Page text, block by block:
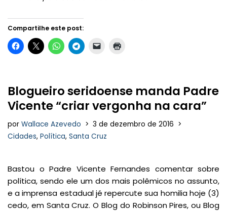
Compartilhe este post:
Blogueiro seridoense manda Padre
Vicente “criar vergonha na cara”
por Wallace Azevedo
3 de dezembro de 2016
Cidades, Política, Santa Cruz
Bastou o Padre Vicente Fernandes comentar sobre
política, sendo ele um dos mais polêmicos no assunto,
e a imprensa estadual jé repercute sua homilia hoje (3)
cedo, em Santa Cruz. O Blog do Robinson Pires, ou Blog